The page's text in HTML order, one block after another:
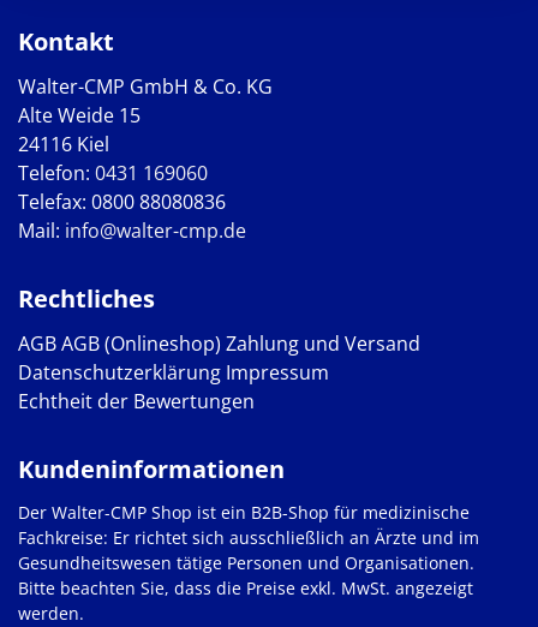
Kontakt
Walter-CMP GmbH & Co. KG
Alte Weide 15
24116 Kiel
Telefon: 0431 169060
Telefax: 0800 88080836
Mail: info@walter-cmp.de
Rechtliches
AGBAGB (Onlineshop) Zahlung und Versand
Datenschutzerklärung Impressum
Echtheit der Bewertungen
Kundeninformationen
Der Walter-CMP Shop ist ein B2B-Shop für medizinische
Fachkreise: Er richtet sich ausschließlich an Ärzte und im
Gesundheitswesen tätige Personen und Organisationen.
Bitte beachten Sie, dass die Preise exkl. MwSt. angezeigt
werden.